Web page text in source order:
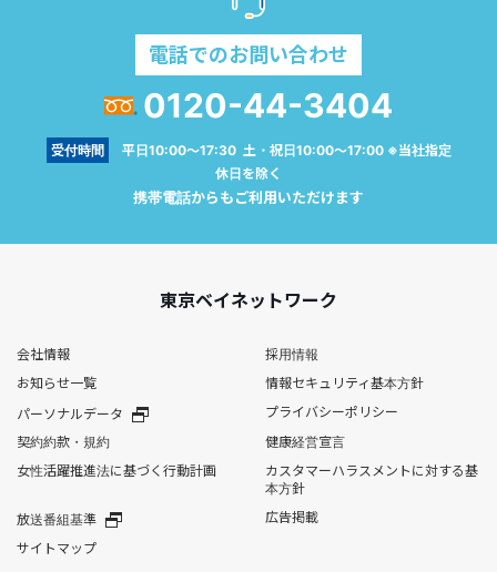
電話でのお問い合わせ
0120-44-3404
受付時間
平日10:00～17:30 土・祝日10:00～17:00 ※当社指定
休日を除く
携帯電話からもご利用いただけます
東京ベイネットワーク
会社情報
採用情報
お知らせ一覧
情報セキュリティ基本方針
パーソナルデータ
プライバシーポリシー
契約約款・規約
健康経営宣言
女性活躍推進法に基づく行動計画
カスタマーハラスメントに対する基
本方針
放送番組基準
広告掲載
サイトマップ